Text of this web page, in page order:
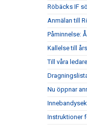
Röbäcks IF
Anmälan till
Påminnelse:
Kallelse till
Till våra
Nu öppnar
Instruktioner